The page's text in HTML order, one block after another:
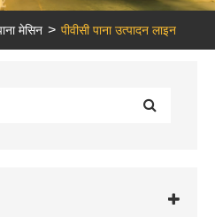
मेसिन पीवीसी पाना उत्पादन लाइन